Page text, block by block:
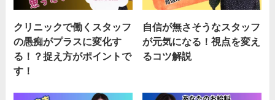
クリニックで働くスタッフ
の愚痴がプラスに変化す
る！？捉え方がポイントで
す！
自信が無さそうなスタッフ
が元気になる！視点を変え
るコツ解説